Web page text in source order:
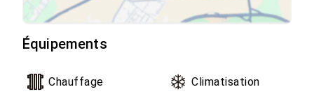
Parking
Contact direct propriétaire
Équipements
Chauffage Climatisation